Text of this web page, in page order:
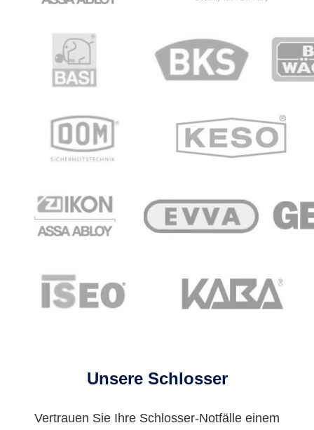
Unsere Schlosser
Vertrauen Sie Ihre Schlosser-Notfälle einem